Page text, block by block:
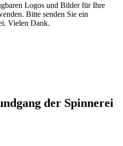
Logos und Bilder für Ihre
Bitte senden Sie ein
Vielen Dank.
der Spinnerei